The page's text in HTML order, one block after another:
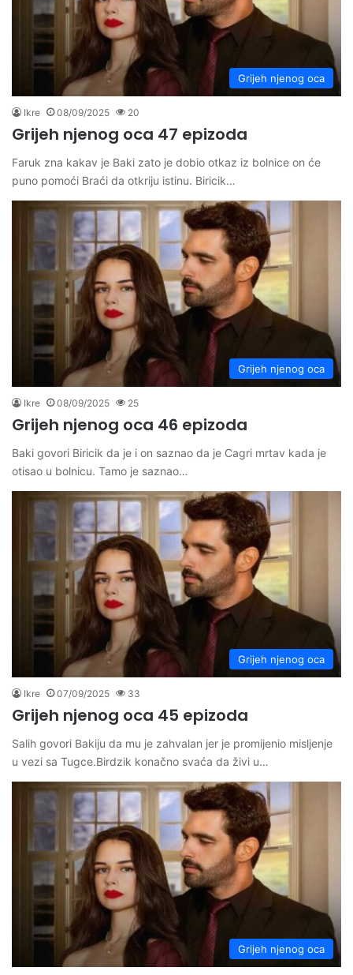
Grijeh njenog oca
Ikre 08/09/2025 20
Grijeh njenog oca 47 epizoda
Faruk zna kakav je Baki zato je dobio otkaz iz bolnice on će
puno pomoći Braći da otkriju istinu. Biricik…
Grijeh njenog oca
Ikre 08/09/2025 25
Grijeh njenog oca 46 epizoda
Baki govori Biricik da je i on saznao da je Cagri mrtav kada je
otisao u bolnicu. Tamo je saznao…
Grijeh njenog oca
Ikre 07/09/2025 33
Grijeh njenog oca 45 epizoda
Salih govori Bakiju da mu je zahvalan jer je promijenio misljenje
u vezi sa Tugce.Birdzik konačno svaća da živi u…
Grijeh njenog oca